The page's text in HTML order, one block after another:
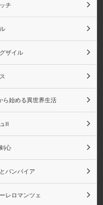
スマイルカンパニ
G.E.M.
チ
ザイル
ら始める異世界生活
II
心
バンパイア
レロマンツェ